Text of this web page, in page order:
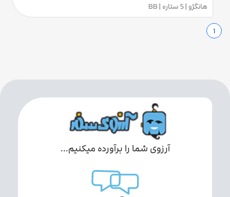
هانگژو | 5 ستاره | BB
1
آرزوی شما را برآورده میکنیم...